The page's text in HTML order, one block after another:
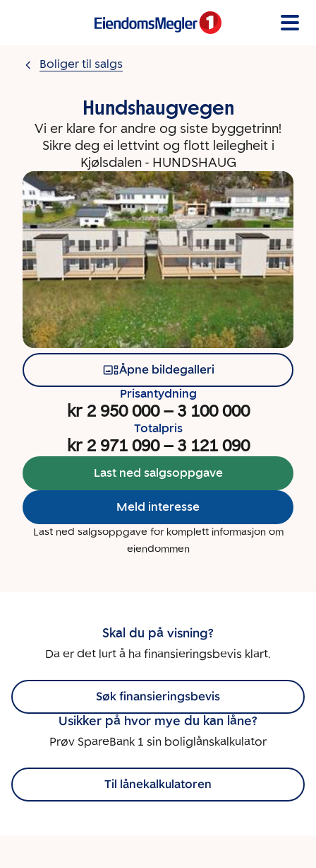
Boliger til salgs
Hundshaugvegen
Vi er klare for andre og siste byggetrinn!
Sikre deg ei lettvint og flott leilegheit i
Kjølsdalen - HUNDSHAUG
Åpne bildegalleri
Prisantydning
kr 2 950 000– 3 100 000
Totalpris
kr 2 971 090– 3 121 090
Last ned salgsoppgave
Meld interesse
Last ned salgsoppgave for komplett informasjon om
eiendommen
Skal du på visning?
Da er det lurt å ha finansieringsbevis klart.
Søk finansieringsbevis
Usikker på hvor mye du kan låne?
Prøv SpareBank 1 sin boliglånskalkulator
Til lånekalkulatoren